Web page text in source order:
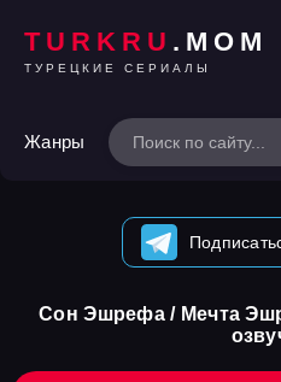
TURKRU .MOM
ТУРЕЦКИЕ СЕРИАЛЫ
Жанры
Сон Эшрефа / Мечта